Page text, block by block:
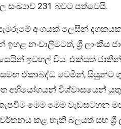
231 බවට පත්වෙයි.
සැමරුමේ අංගයක් ලෙසින්
ඉහළ නංවාලීමටත්, ශ්‍රී
ඉවහල් විය. එක්සත්
සමඟ ඒකාබද්ධ වෙමින්, සිසුන්ට
අභියෝගයන් විශ්වාසයෙන්
මෙම මෙම වැඩසටහන
කළ හැකි බලයත් සහ ශ්‍රී